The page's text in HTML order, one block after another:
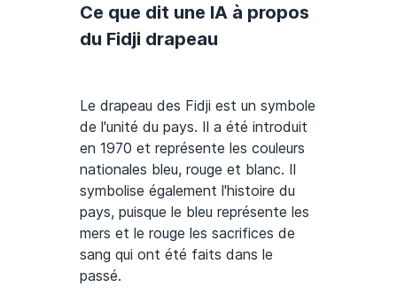
Ce que dit une IA à propos
du Fidji drapeau
Le drapeau des Fidji est un symbole
de l'unité du pays. Il a été introduit
en 1970 et représente les couleurs
nationales bleu, rouge et blanc. Il
symbolise également l'histoire du
pays, puisque le bleu représente les
mers et le rouge les sacrifices de
sang qui ont été faits dans le
passé.